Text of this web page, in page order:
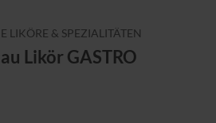
LIKÖRE & SPEZIALITÄTEN
Likör GASTRO